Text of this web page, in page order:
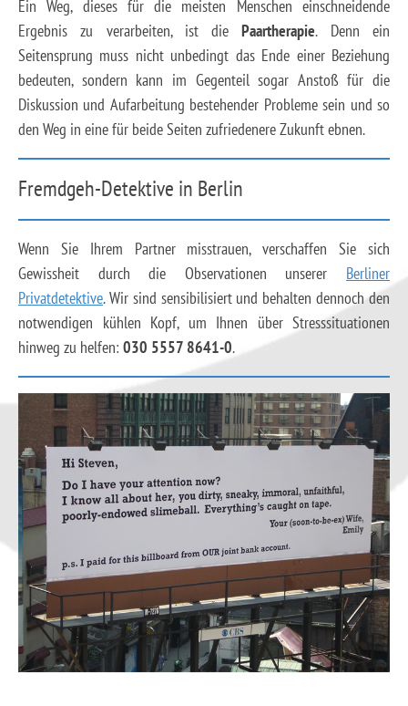
Ein Weg, dieses für die meisten Menschen einschneidende
Ergebnis zu verarbeiten, ist diePaartherapie. Denn ein
Seitensprung muss nicht unbedingt das Ende einer Beziehung
bedeuten, sondern kann im Gegenteil sogar Anstoß für die
Diskussion und Aufarbeitung bestehender Probleme sein und so
den Weg in eine für beide Seiten zufriedenere Zukunft ebnen.
Fremdgeh-Detektive in Berlin
Wenn Sie Ihrem Partner misstrauen, verschaffen Sie sich
Gewissheit durch die Observationen unserer Berliner
Privatdetektive. Wir sind sensibilisiert und behalten dennoch den
notwendigen kühlen Kopf, um Ihnen über Stresssituationen
hinweg zu helfen: 030 5557 8641-0.